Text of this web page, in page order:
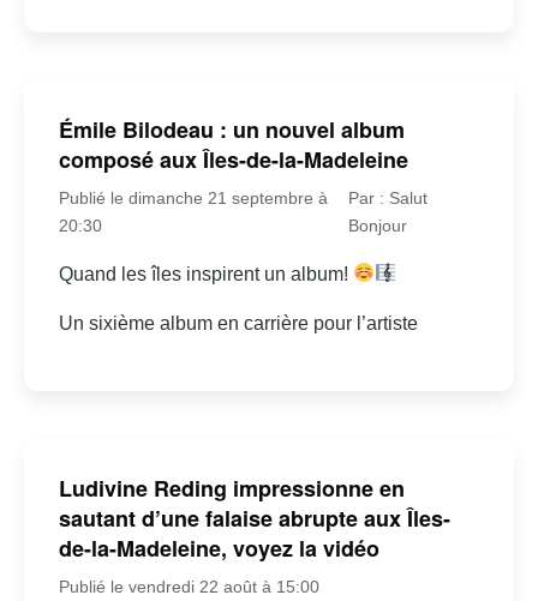
Émile Bilodeau : un nouvel album
composé aux Îles-de-la-Madeleine
Publié le dimanche 21 septembre à
20:30
Par : Salut
Bonjour
Quand les îles inspirent un album!
Un sixième album en carrière pour l’artiste
Ludivine Reding impressionne en
sautant d’une falaise abrupte aux Îles-
de-la-Madeleine, voyez la vidéo
Publié le vendredi 22 août à 15:00